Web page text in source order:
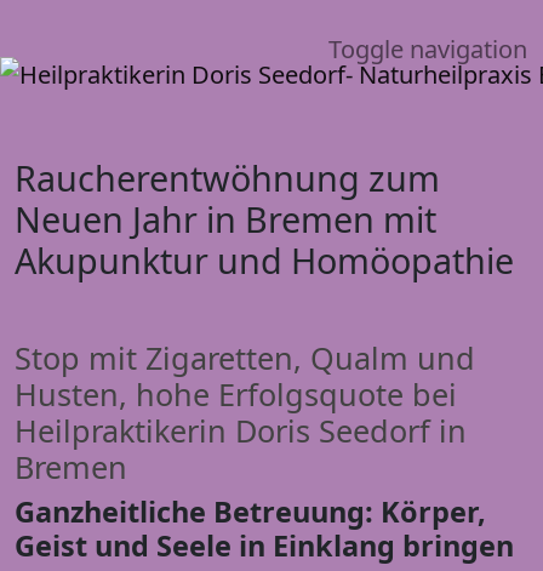
Toggle navigation
Raucherentwöhnung zum
Neuen Jahr in Bremen mit
Akupunktur und Homöopathie
Stop mit Zigaretten, Qualm und
Husten, hohe Erfolgsquote bei
Heilpraktikerin Doris Seedorf in
Bremen
Ganzheitliche Betreuung: Körper,
Geist und Seele in Einklang bringen